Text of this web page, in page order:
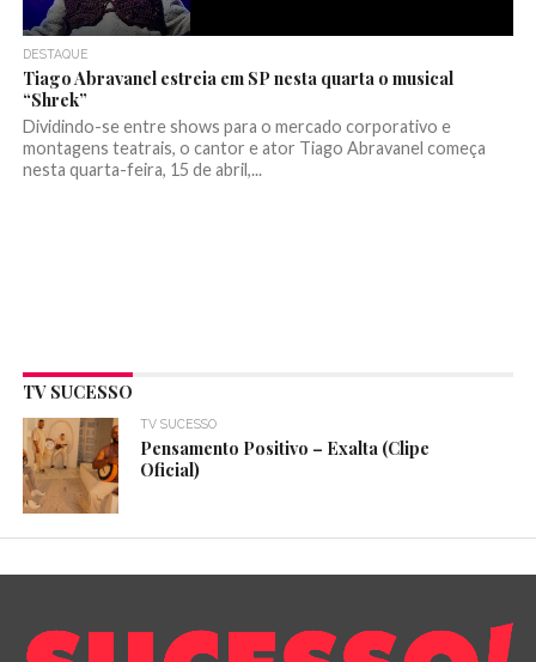
DESTAQUE
Tiago Abravanel estreia em SP nesta quarta o musical
“Shrek”
Dividindo-se entre shows para o mercado corporativo e
montagens teatrais, o cantor e ator Tiago Abravanel começa
nesta quarta-feira, 15 de abril,...
TV SUCESSO
TV SUCESSO
Pensamento Positivo – Exalta (Clipe
Oficial)